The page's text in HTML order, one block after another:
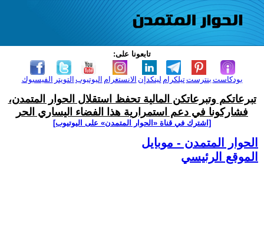
تابعونا على:
الفيسبوك التويتر اليوتيوب الانستغرام لينكدإن تيلكرامبنترست بودكاست
تبرعاتكم وتبرعاتكن المالية تحفظ استقلال الحوار المتمدن،
فشاركونا في دعم استمرارية هذا الفضاء اليساري الحر
[اشترك في قناة ‫«الحوار المتمدن» على اليوتيوب]
الحوار المتمدن - موبايل
الموقع الرئيسي